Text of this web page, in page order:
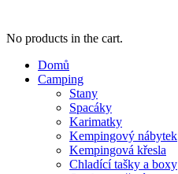
No products in the cart.
Domů
Camping
Stany
Spacáky
Karimatky
Kempingový nábytek
Kempingová křesla
Chladící tašky a boxy